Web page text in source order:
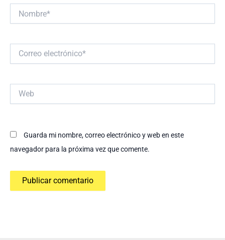
electrónico*
Guarda mi nombre, correo electrónico y web en este
navegador para la próxima vez que comente.